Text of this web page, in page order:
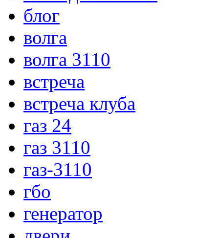
блог
волга
волга 3110
встреча
встреча клуба
газ 24
газ 3110
газ-3110
гбо
генератор